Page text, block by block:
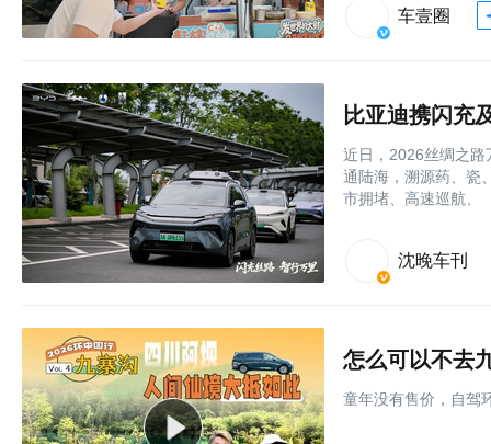
车壹圈
比亚迪携闪充
近日，2026丝绸之路
通陆海，溯源药、瓷
市拥堵、高速巡航、
沈晚车刊
怎么可以不去
童年没有售价，自驾